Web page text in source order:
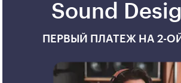
Sound
ПЕРВЫЙ ПЛАТЕЖ НА 2-